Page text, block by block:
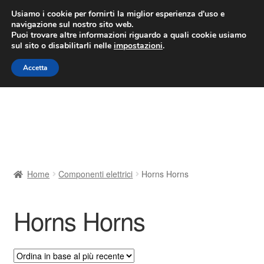
CONSEGNA da 7 EUR
Lun-Ven 9:00 - 16:00/800 580 290
Vai
alla
navigazione
Vai
al
contenuto
Contatto
Il mio account
Home Componenti elettrici Horns Horns
Horns Horns
Usiamo i cookie per fornirti la miglior esperienza d'uso e
navigazione sul nostro sito web.
Puoi trovare altre informazioni riguardo a quali cookie usiamo
sul sito o disabilitarli nelle impostazioni.
Accetta